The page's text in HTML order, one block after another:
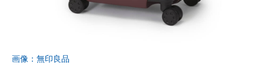
画像：無印良品